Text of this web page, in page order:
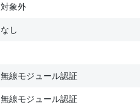
対象外
なし
無線モジュール認証
無線モジュール認証